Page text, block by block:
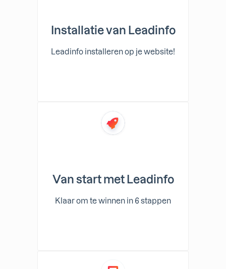
Installatie van Leadinfo
Leadinfo installeren op je website!
Van start met Leadinfo
Klaar om te winnen in 6 stappen